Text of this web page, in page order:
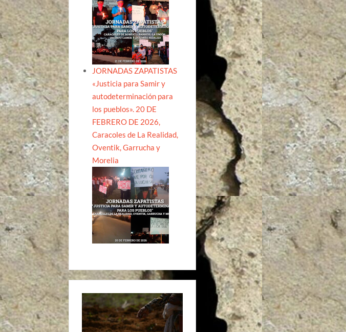
JORNADAS ZAPATISTAS
«Justicia para Samir y
autodeterminación para
los pueblos». 20 DE
FEBRERO DE 2026,
Caracoles de La Realidad,
Oventik, Garrucha y
Morelia